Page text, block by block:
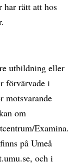
har rätt att hos
utbildning eller
förvärvade i
motsvarande
om
Examina.
på Umeå
och i